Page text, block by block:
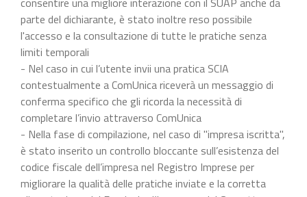
parte del dichiarante, è stato inoltre reso possibile
l'accesso e la consultazione di tutte le pratiche senza
limiti temporali
- Nel caso in cui l’utente invii una pratica SCIA
contestualmente a ComUnica riceverà un messaggio di
conferma specifico che gli ricorda la necessità di
completare l’invio attraverso ComUnica
- Nella fase di compilazione, nel caso di "impresa iscritta",
è stato inserito un controllo bloccante sull’esistenza del
codice fiscale dell’impresa nel Registro Imprese per
migliorare la qualità delle pratiche inviate e la corretta